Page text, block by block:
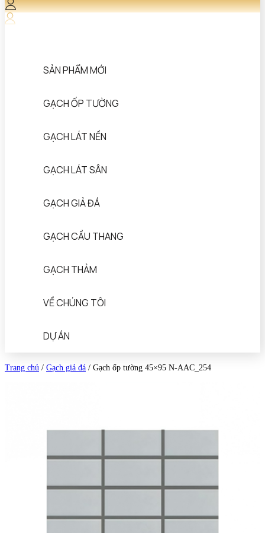
SẢN PHẨM MỚI
GẠCH ỐP TƯỜNG
GẠCH LÁT NỀN
GẠCH LÁT SÂN
GẠCH GIẢ ĐÁ
GẠCH CẦU THANG
GẠCH THẢM
VỀ CHÚNG TÔI
DỰ ÁN
Trang chủ / Gạch giả đá / Gạch ốp tường 45×95 N-AAC_254